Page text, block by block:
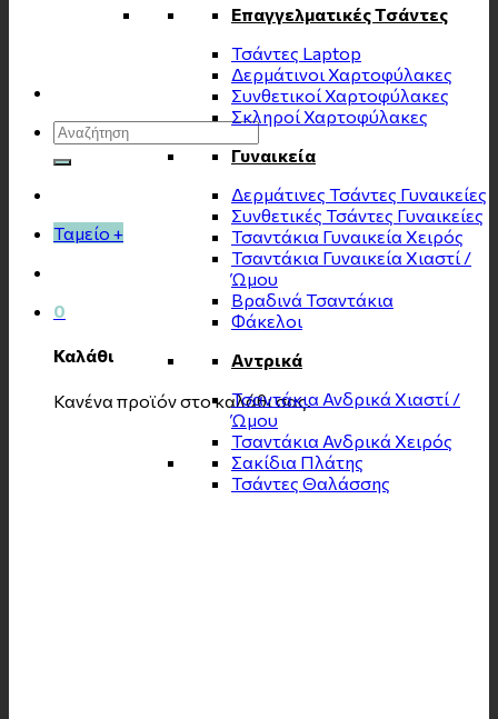
Αναζήτηση
για:
Ταμείο +
0
Καλάθι
Κανένα προϊόν στο καλάθι σας.
Επαγγελματικές Τσάντες
Τσάντες Laptop
Δερμάτινοι Χαρτοφύλακες
Συνθετικοί Χαρτοφύλακες
Σκληροί Χαρτοφύλακες
Γυναικεία
Δερμάτινες Τσάντες Γυναικείες
Συνθετικές Τσάντες Γυναικείες
Τσαντάκια Γυναικεία Χειρός
Τσαντάκια Γυναικεία Χιαστί /
Ώμου
Βραδινά Τσαντάκια
Φάκελοι
Αντρικά
Τσαντάκια Ανδρικά Χιαστί /
Ώμου
Τσαντάκια Ανδρικά Χειρός
Σακίδια Πλάτης
Τσάντες Θαλάσσης